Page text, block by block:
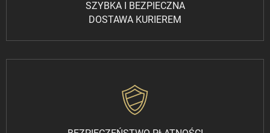
SZYBKA I BEZPIECZNA
DOSTAWA KURIEREM